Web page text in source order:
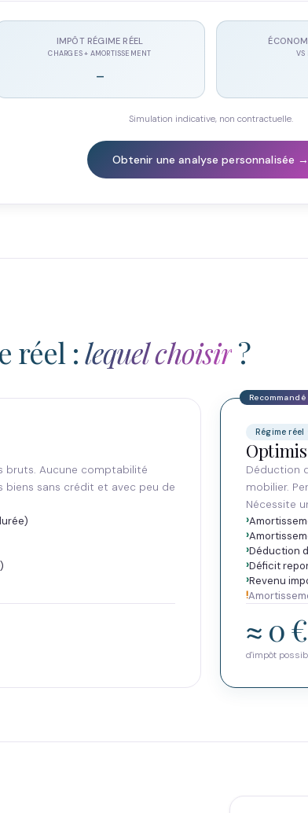
IMPÔT RÉGIME RÉEL
CHARGES + AMORTISSEMENT
-
VS
Simulation indicative, non contractuelle.
Obtenir une analyse personnalisée →
réel :lequel choisir?
bruts. Aucune comptabilité
biens sans crédit et avec peu de
Régime réel
Déduction
mobilier.
Nécessite
Déduction
Déficit
Revenu
≈ 0 €
d'impôt